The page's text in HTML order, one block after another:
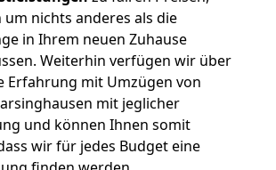
um nichts anderes als die
in Ihrem neuen Zuhause
Weiterhin verfügen wir über
Erfahrung mit Umzügen von
mit jeglicher
und können Ihnen somit
wir für jedes Budget eine